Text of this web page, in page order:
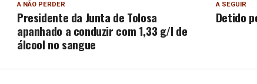
A SEGUIR
Detido
A NÃO PERDER
Presidente da Junta de Tolosa
apanhado a conduzir com 1,33 g/l de
álcool no sangue